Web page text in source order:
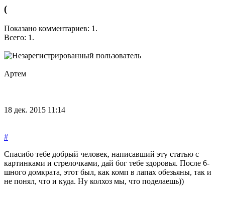
(
Показано комментариев: 1 .
Всего: 1 .
Артем
18 дек. 2015 11:14
#
Спасибо тебе добрый человек, написавший эту статью с
картинками и стрелочками, дай бог тебе здоровья. После 6-
шного домкрата, этот был, как комп в лапах обезьяны, так и
не понял, что и куда. Ну колхоз мы, что поделаешь))